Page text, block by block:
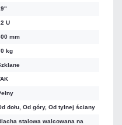
U
mm
kg
dołu, Od góry, Od tylnej ściany
stalowa walcowana na